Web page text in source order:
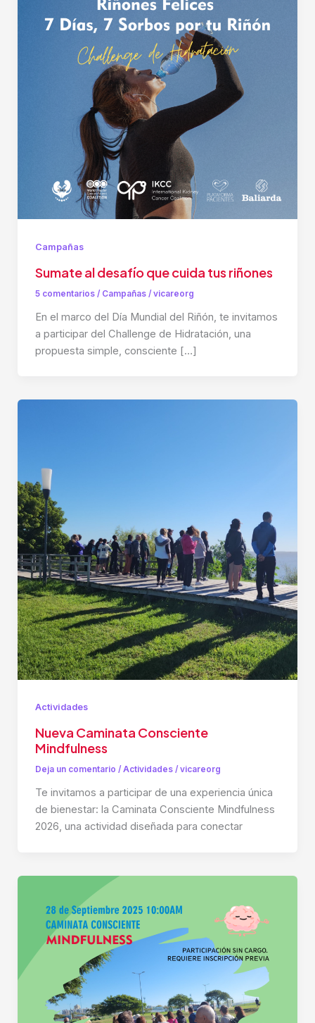
Campañas
Sumate al desafío que cuida tus riñones
5 comentarios / Campañas/ vicareorg
En el marco del Día Mundial del Riñón, te invitamos
a participar del Challenge de Hidratación, una
propuesta simple, consciente […]
Actividades
Nueva Caminata Consciente
Mindfulness
Deja un comentario / Actividades/ vicareorg
Te invitamos a participar de una experiencia única
de bienestar: la Caminata Consciente Mindfulness
2026, una actividad diseñada para conectar